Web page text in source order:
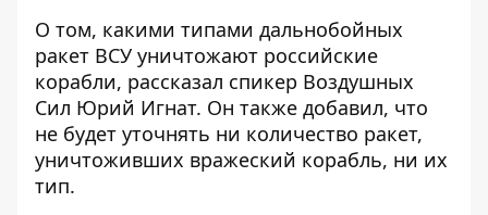
О том, какими типами дальнобойных
ракет ВСУ уничтожают российские
корабли, рассказал спикер Воздушных
Сил Юрий Игнат. Он также добавил, что
не будет уточнять ни количество ракет,
уничтоживших вражеский корабль, ни их
тип.